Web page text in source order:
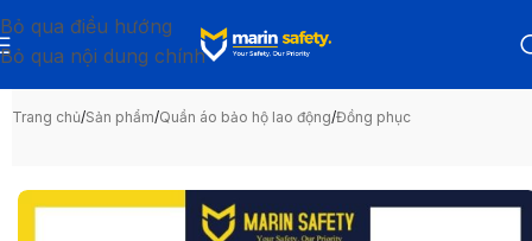
Bỏ qua điều hướng
Bỏ qua nội dung chính
Trang chủ/Sản phẩm/Quần áo bảo hộ lao động/Đồng phục